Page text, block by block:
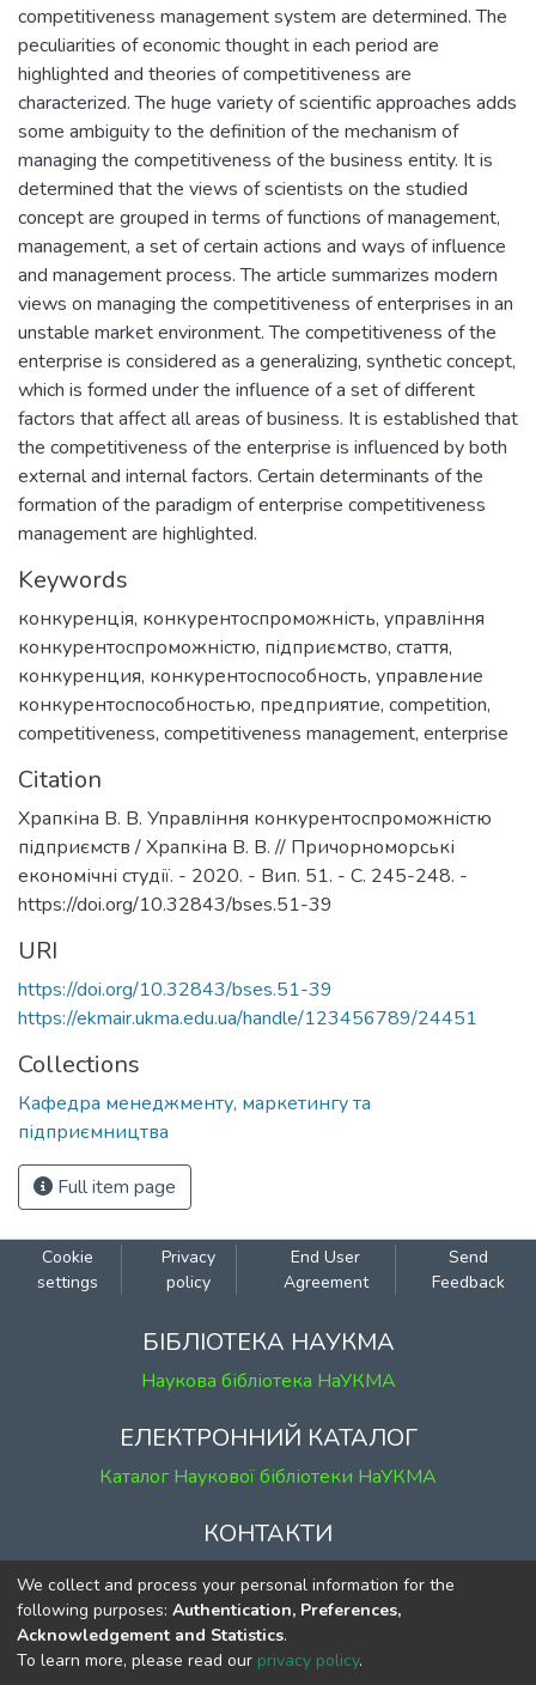
competitiveness management system are determined. The
peculiarities of economic thought in each period are
highlighted and theories of competitiveness are
characterized. The huge variety of scientific approaches adds
some ambiguity to the definition of the mechanism of
managing the competitiveness of the business entity. It is
determined that the views of scientists on the studied
concept are grouped in terms of functions of management,
management, a set of certain actions and ways of influence
and management process. The article summarizes modern
views on managing the competitiveness of enterprises in an
unstable market environment. The competitiveness of the
enterprise is considered as a generalizing, synthetic concept,
which is formed under the influence of a set of different
factors that affect all areas of business. It is established that
the competitiveness of the enterprise is influenced by both
external and internal factors. Certain determinants of the
formation of the paradigm of enterprise competitiveness
management are highlighted.
Keywords
конкуренція, конкурентоспроможність, управління
конкурентоспроможністю, підприємство, стаття,
конкуренция, конкурентоспособность, управление
конкурентоспособностью, предприятие, competition,
competitiveness, competitiveness management, enterprise
Citation
Храпкіна В. В. Управління конкурентоспроможністю
підприємств / Храпкіна В. В. // Причорноморські
економічні студії. - 2020. - Вип. 51. - C. 245-248. -
https://doi.org/10.32843/bses.51-39
URI
https://doi.org/10.32843/bses.51-39
https://ekmair.ukma.edu.ua/handle/123456789/24451
Collections
Кафедра менеджменту, маркетингу та
підприємництва
Full item page
Cookie
settings
Privacy
policy
End User
Agreement
Send
Feedback
БІБЛІОТЕКА НАУКМА
Наукова бібліотека НаУКМА
ЕЛЕКТРОННИЙ КАТАЛОГ
Каталог Наукової бібліотеки НаУКМА
КОНТАКТИ
м. Київ, вул. Григорія Сковороди, 2
к. 1, к. 120
тел. (044) 463-69-31
ekmair@ukma.edu.ua
We collect and process your personal information for the
following purposes: Authentication, Preferences,
Acknowledgement and Statistics.
To learn more, please read our privacy policy.